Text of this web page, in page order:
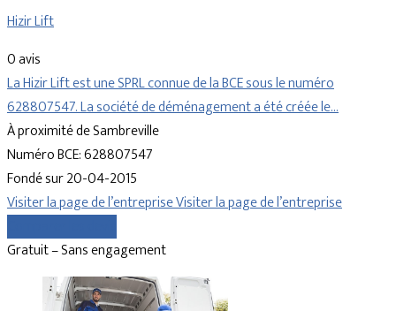
Hizir Lift
0 avis
La Hizir Lift est une SPRL connue de la BCE sous le numéro
628807547. La société de déménagement a été créée le…
À proximité de Sambreville
Numéro BCE: 628807547
Fondé sur 20-04-2015
Visiter la page de l’entrepriseVisiter la page de l’entreprise
Gratuit – Sans engagement